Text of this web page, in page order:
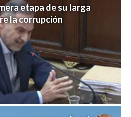
etapa de su larga
la corrupción